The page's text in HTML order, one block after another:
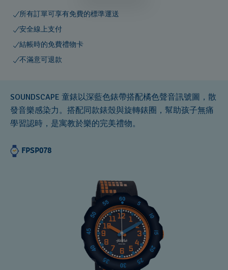
所有訂單可享有免費的標準運送
安全線上支付
結帳時的免費禮物卡
不滿意可退款
SOUNDSCAPE 童錶以深藍色錶帶搭配橘色聲音訊號圖，散
發音樂感染力。搭配同款錶殼與旋轉錶圈，幫助孩子無痛
學習認時，是寓教於樂的完美禮物。
FPSP078